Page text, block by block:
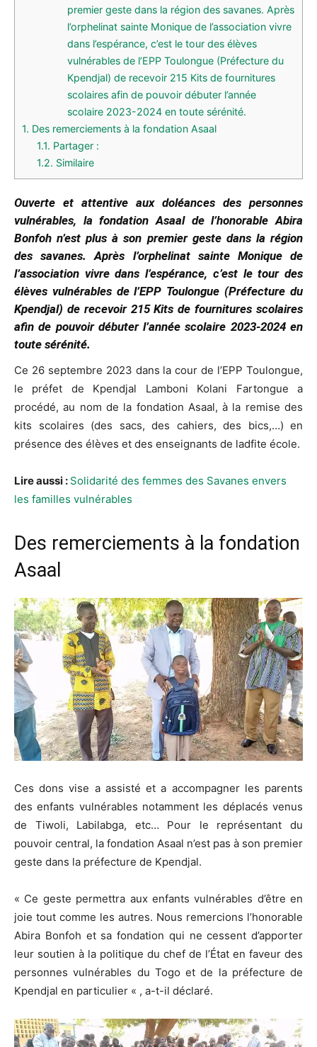
premier geste dans la région des savanes. Après
l’orphelinat sainte Monique de l’association vivre
dans l’espérance, c’est le tour des élèves
vulnérables de l’EPP Toulongue (Préfecture du
Kpendjal) de recevoir 215 Kits de fournitures
scolaires afin de pouvoir débuter l’année
scolaire 2023-2024 en toute sérénité.
1. Des remerciements à la fondation Asaal
1.1. Partager :
1.2. Similaire
Ouverte et attentive aux doléances des personnes
vulnérables, la fondation Asaal de l’honorable Abira
Bonfoh n’est plus à son premier geste dans la région
des savanes. Après l’orphelinat sainte Monique de
l’association vivre dans l’espérance, c’est le tour des
élèves vulnérables de l’EPP Toulongue (Préfecture du
Kpendjal) de recevoir 215 Kits de fournitures scolaires
afin de pouvoir débuter l’année scolaire 2023-2024 en
toute sérénité.
Ce 26 septembre 2023 dans la cour de l’EPP Toulongue,
le préfet de Kpendjal Lamboni Kolani Fartongue a
procédé, au nom de la fondation Asaal, à la remise des
kits scolaires (des sacs, des cahiers, des bics,…) en
présence des élèves et des enseignants de ladfite école.
Lire aussi : Solidarité des femmes des Savanes envers
les familles vulnérables
Des remerciements à la fondation
Asaal
Ces dons vise a assisté et a accompagner les parents
des enfants vulnérables notamment les déplacés venus
de Tiwoli, Labilabga, etc… Pour le représentant du
pouvoir central, la fondation Asaal n’est pas à son premier
geste dans la préfecture de Kpendjal.
« Ce geste permettra aux enfants vulnérables d’être en
joie tout comme les autres. Nous remercions l’honorable
Abira Bonfoh et sa fondation qui ne cessent d’apporter
leur soutien à la politique du chef de l’État en faveur des
personnes vulnérables du Togo et de la préfecture de
Kpendjal en particulier « , a-t-il déclaré.